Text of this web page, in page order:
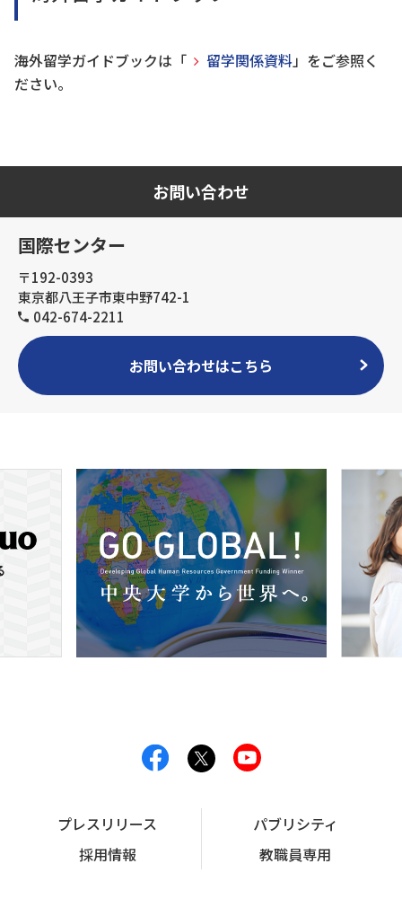
海外留学ガイドブックは「 留学関係資料」をご参照く
ださい。
お問い合わせ
国際センター
〒192-0393
東京都八王子市東中野742-1
042-674-2211
お問い合わせはこちら
プレスリリース
パブリシティ
採用情報
教職員専用